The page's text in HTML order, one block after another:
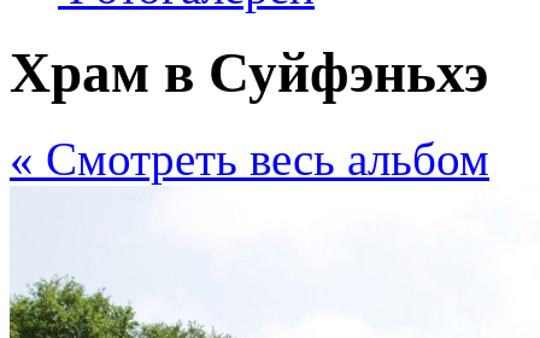
Храм в Суйфэньхэ
« Cмотреть весь альбом